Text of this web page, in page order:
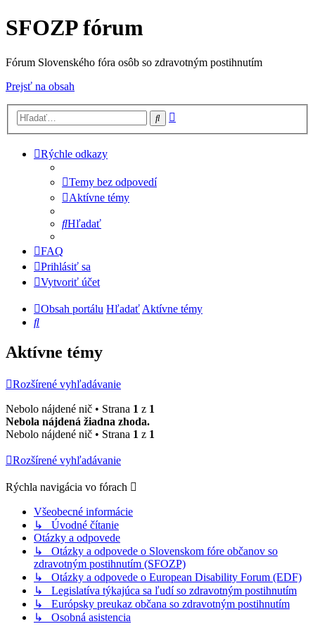
SFOZP fórum
Fórum Slovenského fóra osôb so zdravotným postihnutím
Prejsť na obsah
Hľadať
Rýchle odkazy
Temy bez odpovedí
Aktívne témy
Hľadať
FAQ
Prihlásiť sa
Vytvoriť účet
Obsah portálu HľadaťAktívne témy
Hľadať
Aktívne témy
Rozšírené vyhľadávanie
Nebolo nájdené nič • Strana 1 z 1
Nebola nájdená žiadna zhoda.
Nebolo nájdené nič • Strana 1 z 1
Rozšírené vyhľadávanie
Rýchla navigácia vo fórach
Všeobecné informácie
↳ Úvodné čítanie
Otázky a odpovede
↳ Otázky a odpovede o Slovenskom fóre občanov so
zdravotným postihnutím (SFOZP)
↳ Otázky a odpovede o European Disability Forum (EDF)
↳ Legislatíva týkajúca sa ľudí so zdravotným postihnutím
↳ Európsky preukaz občana so zdravotným postihnutím
↳ Osobná asistencia